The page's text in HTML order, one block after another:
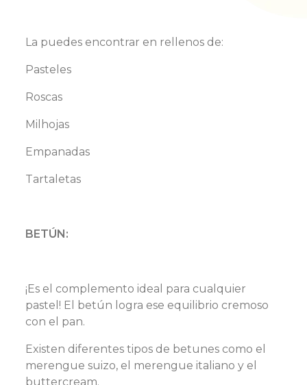
La puedes encontrar en rellenos de:
Pasteles
Roscas
Milhojas
Empanadas
Tartaletas
BETÚN:
¡Es el complemento ideal para cualquier
pastel! El betún logra ese equilibrio cremoso
con el pan.
Existen diferentes tipos de betunes como el
merengue suizo, el merengue italiano y el
buttercream.